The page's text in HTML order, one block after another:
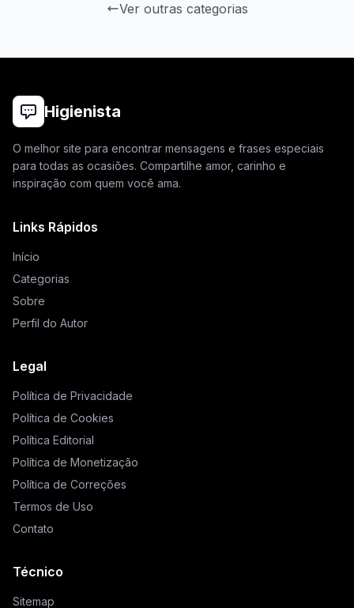
Ver outras categorias
Higienista
O melhor site para encontrar mensagens e frases especiais
para todas as ocasiões. Compartilhe amor, carinho e
inspiração com quem você ama.
Links Rápidos
Início
Categorias
Sobre
Perfil do Autor
Legal
Política de Privacidade
Política de Cookies
Política Editorial
Política de Monetização
Política de Correções
Termos de Uso
Contato
Técnico
Sitemap